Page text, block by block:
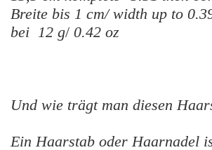
Breite bis 1 cm/ width up to
bei 12 g/ 0.42 oz
Und wie trägt man diesen
Ein Haarstab oder Haarnadel